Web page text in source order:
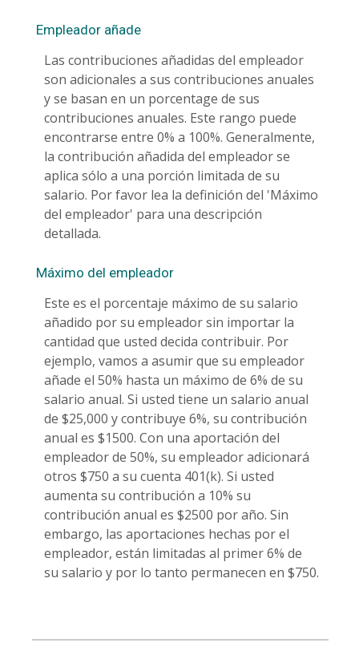
Empleador añade
Las contribuciones añadidas del empleador
son adicionales a sus contribuciones anuales
y se basan en un porcentage de sus
contribuciones anuales. Este rango puede
encontrarse entre 0% a 100%. Generalmente,
la contribución añadida del empleador se
aplica sólo a una porción limitada de su
salario. Por favor lea la definición del 'Máximo
del empleador' para una descripción
detallada.
Máximo del empleador
Este es el porcentaje máximo de su salario
añadido por su empleador sin importar la
cantidad que usted decida contribuir. Por
ejemplo, vamos a asumir que su empleador
añade el 50% hasta un máximo de 6% de su
salario anual. Si usted tiene un salario anual
de $25,000 y contribuye 6%, su contribución
anual es $1500. Con una aportación del
empleador de 50%, su empleador adicionará
otros $750 a su cuenta 401(k). Si usted
aumenta su contribución a 10% su
contribución anual es $2500 por año. Sin
embargo, las aportaciones hechas por el
empleador, están limitadas al primer 6% de
su salario y por lo tanto permanecen en $750.